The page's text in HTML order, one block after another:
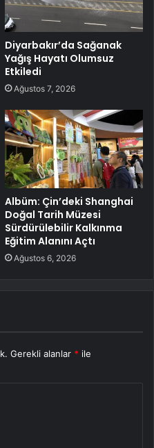
Diyarbakır’da Sağanak
Yağış Hayatı Olumsuz
Etkiledi
Ağustos 7, 2026
Albüm: Çin’deki Shanghai
Doğal Tarih Müzesi
Sürdürülebilir Kalkınma
Eğitim Alanını Açtı
Ağustos 6, 2026
Gerekli alanlar * ile